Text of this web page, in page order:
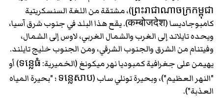
ព្រះរាជាណាចក្រកម្ពុជា)، مشتقة من اللغة السنسكريتية
كامبوجاديسا (कम्बोजदेश). يقع هذا البلد في جنوب شرق آسيا،
ويحده تايلاند إلى الغرب والشمال الغربي، لاوس إلى الشمال،
وفيتنام من الشرق والجنوب الشرقي، ومن الجنوب خليج تايلند.
يهيمن على جغرافية كمبوديا نهر ميكونغ (الخميرية: ទន្លេធំ) أو
"النهر العظيم")، وبحيرة تونلي ساب (ទន្លេសាប ؛ "بحيرة المياه
العذبة").